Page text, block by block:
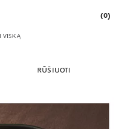
(0)
VISKĄ
RŪŠIUOTI